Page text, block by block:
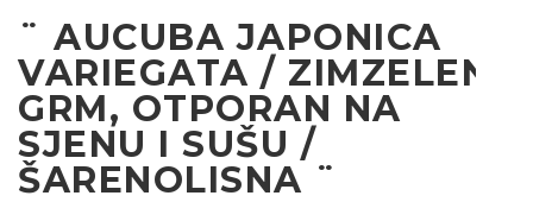
GRMOVI/DRVEĆE
HIT SEZONE*** VRTNI SLJEZOVI
UKRASNE TRAVE
HORTENZIJE
LJEKOVITO I ZAČINSKO
¨ AUCUBA JAPONICA
VARIEGATA / ZIMZELENI
GRM, OTPORAN NA
SJENU I SUŠU /
ŠARENOLISNA ¨